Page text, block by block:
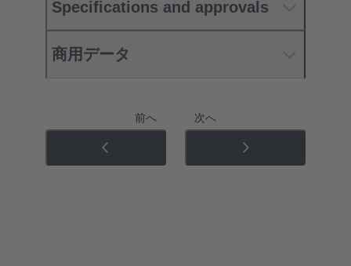
Specifications and approvals
商用データ
前へ 次へ